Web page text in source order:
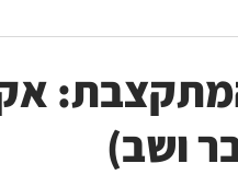
משפטי מתנות
המתקצבת:
ושב)